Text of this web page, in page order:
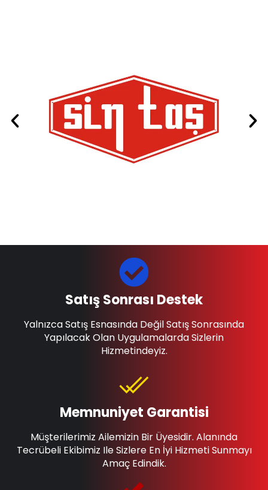
Memnuniyet Garantisi
Müşterilerimiz Ailemizin Bir Üyesidir. Alanında
Tecrübeli Ekibimiz Ile Sizlere En İyi Hizmeti Sunmayı
Amaç Edindik.
Satış Sonrası Destek
Yalnızca Satış Esnasında Değil Satış Sonrasında
Yapılacak Olan Uygulamalarda Sizlerin
Hizmetindeyiz.